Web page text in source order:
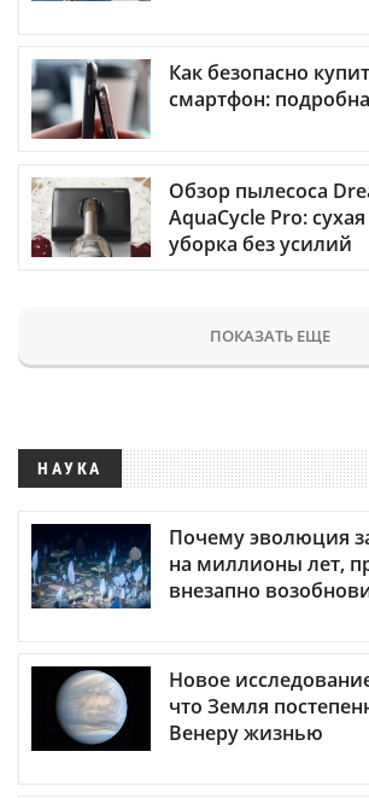
Как безопасно
смартфон:
Обзор пылесоса
AquaCycle Pro:
уборка без усилий
ПОКАЗАТЬ ЕЩЕ
НАУКА
Почему эволюция
на миллионы лет,
внезапно
Новое
что Земля
Венеру жизнью